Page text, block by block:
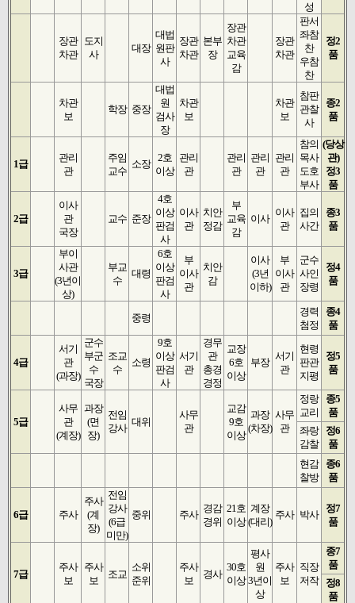
성
장관
차관
도지
사
대장
대법
원판
사
장관
차관
본부
장
장관
차관
교육
감
장관
차관
판서
좌참
찬
우참
찬
정2
품
차관
보
학장 중장
대법
원
검사
장
차관
보
차관
보
참판
관찰
사
종2
품
1급
관리
관
주임
교수
소장
2호
이상
관리
관
관리
관
관리
관
관리
관
참의
목사
도호
부사
(당상
관)
정3
품
2급
이사
관
국장
교수 준장
4호
이상
판검
사
이사
관
치안
정감
부
교육
감
이사
이사
관
집의
사간
종3
품
3급
부이
사관
(3년이
상)
부교
수
대령
6호
이상
판검
사
부
이사
관
치안
감
이사
(3년
이하)
부
이사
관
군수
사인
장령
정4
품
중령
경력
첨정
종4
품
4급
서기
관
(과장)
군수
부군
수
국장
조교
수
소령
9호
이상
판검
사
서기
관
경무
관
총경
경정
교장
6호
이상
부장
서기
관
현령
판관
지평
정5
품
5급
사무
관
(계장)
과장
(면
장)
전임
강사
대위
사무
관
교감
9호
이상
과장
(차장)
사무
관
정랑
교리
종5
품
좌랑
감찰
정6
품
현감
찰방
종6
품
6급 주사
주사
(계
장)
전임
강사
(6급
미만)
중위 주사
경감
경위
21호
이상
계장
(대리)
주사 박사
정7
품
7급
주사
보
주사
보
조교
소위
준위
주사
보
경사
30호
이상
평사
원
3년이
상
주사
보
직장
저작
종7
품
정8
품